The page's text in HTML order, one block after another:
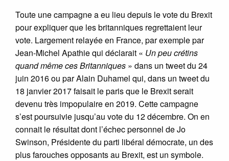
Toute une campagne a eu lieu depuis le vote du Brexit
pour expliquer que les britanniques regrettaient leur
vote. Largement relayée en France, par exemple par
Jean-Michel Apathie qui déclarait « Un peu crétins
quand même ces Britanniques » dans un tweet du 24
juin 2016 ou par Alain Duhamel qui, dans un tweet du
18 janvier 2017 faisait le paris que le Brexit serait
devenu très impopulaire en 2019. Cette campagne
s’est poursuivie jusqu’au vote du 12 décembre. On en
connait le résultat dont l’échec personnel de Jo
Swinson, Présidente du parti libéral démocrate, un des
plus farouches opposants au Brexit, est un symbole.